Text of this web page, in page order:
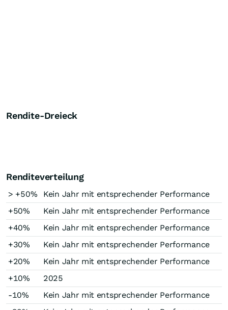
Rendite-Dreieck
Renditeverteilung
> +50%
Kein Jahr mit entsprechender Performance
+50%
Kein Jahr mit entsprechender Performance
+40%
Kein Jahr mit entsprechender Performance
+30%
Kein Jahr mit entsprechender Performance
+20%
Kein Jahr mit entsprechender Performance
+10%
2025
-10%
Kein Jahr mit entsprechender Performance